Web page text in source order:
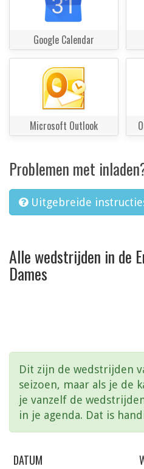
Google Calendar
Microsoft Outlook
Problemen met
Uitgebreide
Alle wedstrijden in de
Dames
Dit zijn de wedstrijden
seizoen, maar als je de
je vanzelf de
in je agenda. Dat is
DATUM